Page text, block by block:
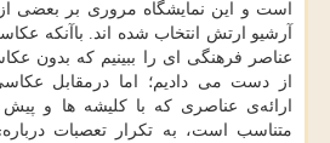
است و این نمایشگاه مروری بر بعضی
آرشیو ارتش انتخاب شده اند. باآنكه
عناصر فرهنگی ای را ببینیم كه بدون
از دست می دادیم؛ اما درمقابل
ارائه‌ی عناصری كه با كلیشه ها و
متناسب است، به تكرار تعصبات